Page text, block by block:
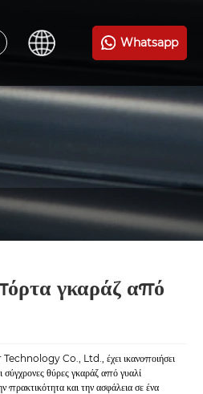
Whatsapp
γκαράζ από
Co., Ltd., έχει ικανοποιήσει
σύγχρονες θύρες γκαράζ από γυαλί
πρακτικότητα και την ασφάλεια σε ένα